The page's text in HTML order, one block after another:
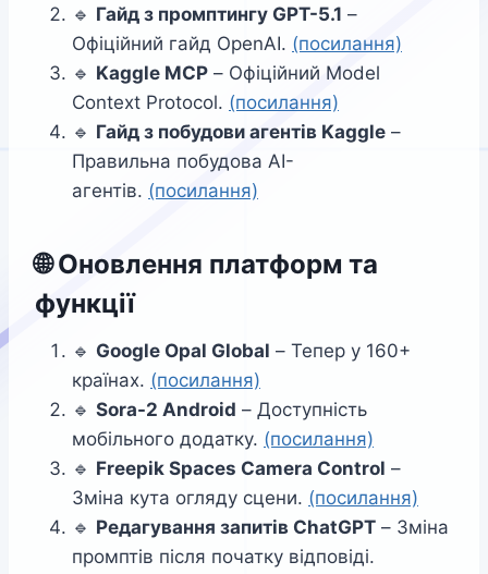
🔹 Гайд з промптингу GPT-5.1 –
Офіційний гайд OpenAI. (посилання)
🔹 Kaggle MCP – Офіційний Model
Context Protocol. (посилання)
🔹 Гайд з побудови агентів Kaggle –
Правильна побудова AI-
агентів. (посилання)
🌐Оновлення платформ та
функції
🔹 Google Opal Global – Тепер у 160+
країнах. (посилання)
🔹 Sora-2 Android – Доступність
мобільного додатку. (посилання)
🔹 Freepik Spaces Camera Control –
Зміна кута огляду сцени. (посилання)
🔹 Редагування запитів ChatGPT – Зміна
промптів після початку відповіді.